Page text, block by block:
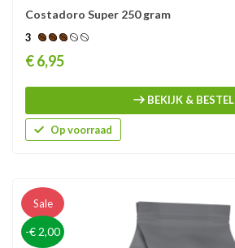
Costadoro Super 250 gram
3
Prijs
€ 6,95
BEKIJK & BESTEL
Op voorraad
Sale
-€ 2,00